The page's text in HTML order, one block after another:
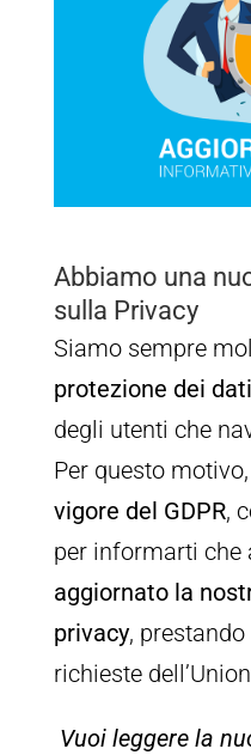
Abbiamo una
sulla Privacy
Siamo sempre
protezione dei dati
degli utenti che
Per questo motivo,
vigore del GDPR,
per informarti che
aggiornato la
privacy,
richieste
Vuoi leggere la